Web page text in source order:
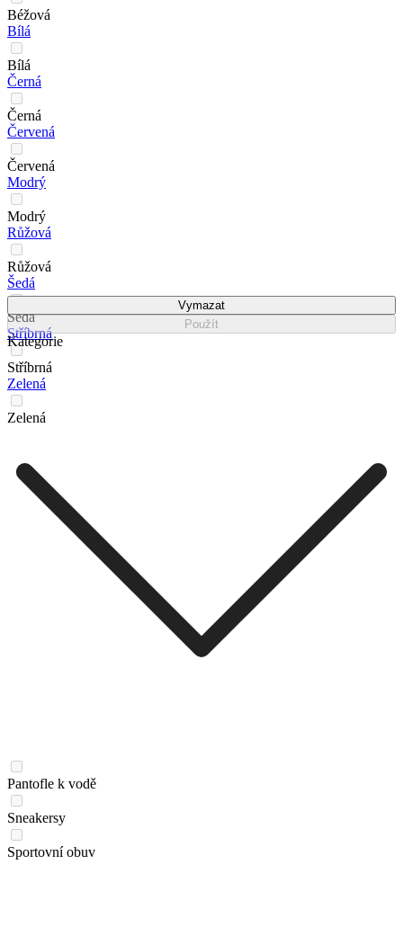
Béžová
Bílá
Bílá
Černá
Černá
Červená
Červená
Modrý
Modrý
Růžová
Růžová
Šedá
Šedá
Stříbrná
Stříbrná
Zelená
Zelená
Vymazat
Použít
Kategorie
Pantofle k vodě
Sneakersy
Sportovní obuv